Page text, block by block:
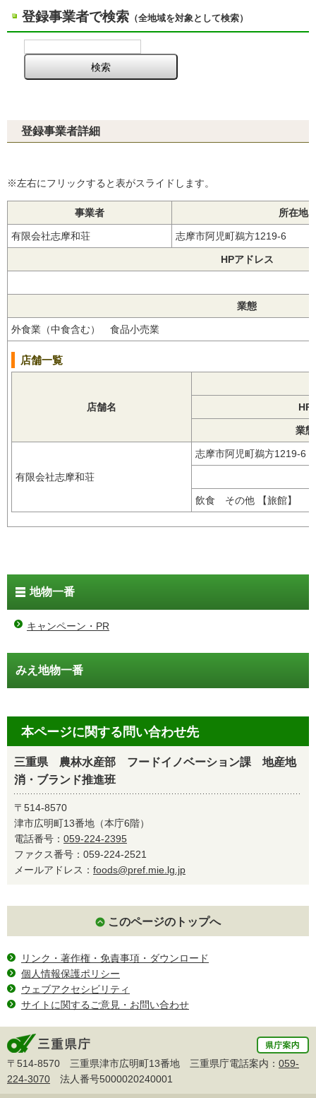
登録事業者で検索 （全地域を対象として検索）
登録事業者詳細
※左右にフリックすると表がスライドします。
事業者 所在地
有限会社志摩和荘 志摩市阿児町鵜方1219-6
HPアドレス
業態
外食業（中食含む） 食品小売業
店舗一覧
店舗名 HP
業
有限会社志摩和荘
志摩市阿児町鵜方1219-6
飲食 その他 【旅館】
地物一番
キャンペーン・PR
みえ地物一番
本ページに関する問い合わせ先
三重県 農林水産部 フードイノベーション課 地産地
消・ブランド推進班
〒514-8570
津市広明町13番地（本庁6階）
電話番号： 059-224-2395
ファクス番号：059-224-2521
メールアドレス： foods@pref.mie.lg.jp
このページのトップへ
リンク・著作権・免責事項・ダウンロード
個人情報保護ポリシー
ウェブアクセシビリティ
サイトに関するご意見・お問い合わせ
〒514-8570 三重県津市広明町13番地 三重県庁電話案内： 059-
224-3070 法人番号5000020240001